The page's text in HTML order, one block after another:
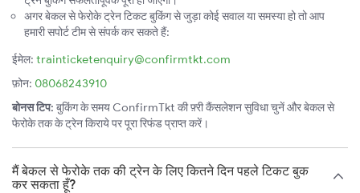
अगर बेकल से फेरोके ट्रेन टिकट बुकिंग से जुड़ा कोई सवाल या समस्या हो तो आप
हमारी सपोर्ट टीम से संपर्क कर सकते हैं:
ईमेल: trainticketenquiry@confirmtkt.com
फ़ोन: 08068243910
बोनस टिप: बुकिंग के समय ConfirmTkt की फ़्री कैंसलेशन सुविधा चुनें और बेकल से
फेरोके तक के ट्रेन किराये पर पूरा रिफंड प्राप्त करें।
मैं बेकल से फेरोके तक की ट्रेन के लिए कितने दिन पहले टिकट बुक
कर सकता हूँ?